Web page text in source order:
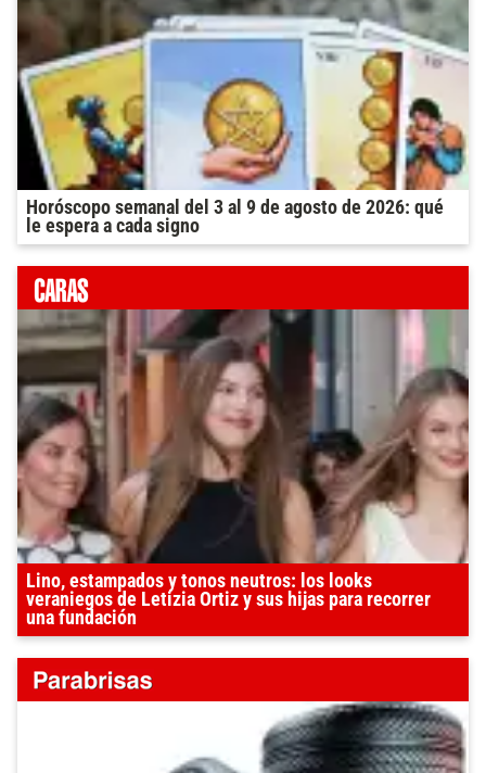
Horóscopo semanal del 3 al 9 de agosto de 2026: qué
le espera a cada signo
Lino, estampados y tonos neutros: los looks
veraniegos de Letizia Ortiz y sus hijas para recorrer
una fundación